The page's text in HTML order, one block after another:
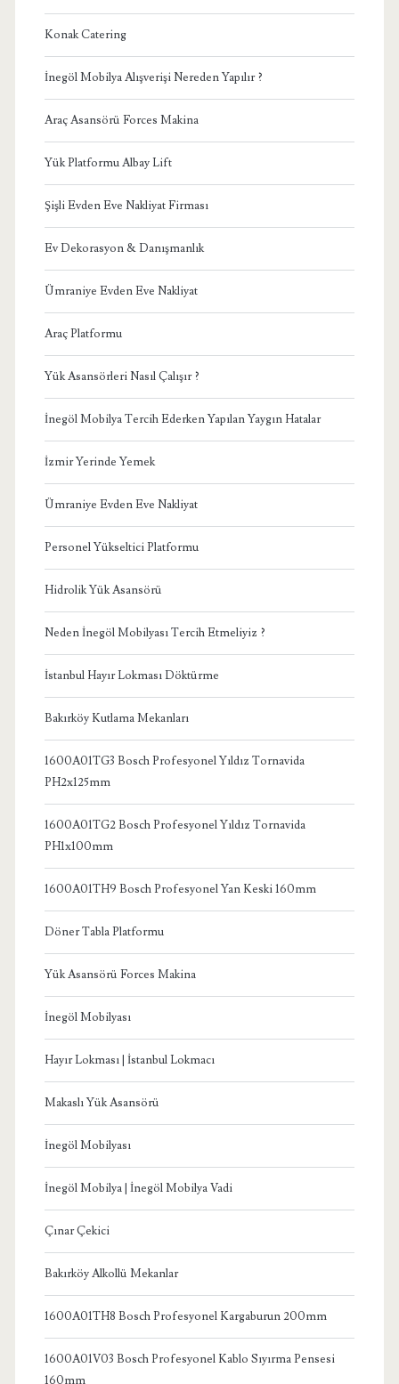
Konak Catering
İnegöl Mobilya Alışverişi Nereden Yapılır ?
Araç Asansörü Forces Makina
Yük Platformu Albay Lift
Şişli Evden Eve Nakliyat Firması
Ev Dekorasyon & Danışmanlık
Ümraniye Evden Eve Nakliyat
Araç Platformu
Yük Asansörleri Nasıl Çalışır ?
İnegöl Mobilya Tercih Ederken Yapılan Yaygın Hatalar
İzmir Yerinde Yemek
Ümraniye Evden Eve Nakliyat
Personel Yükseltici Platformu
Hidrolik Yük Asansörü
Neden İnegöl Mobilyası Tercih Etmeliyiz ?
İstanbul Hayır Lokması Döktürme
Bakırköy Kutlama Mekanları
1600A01TG3 Bosch Profesyonel Yıldız Tornavida
PH2x125mm
1600A01TG2 Bosch Profesyonel Yıldız Tornavida
PH1x100mm
1600A01TH9 Bosch Profesyonel Yan Keski 160mm
Döner Tabla Platformu
Yük Asansörü Forces Makina
İnegöl Mobilyası
Hayır Lokması | İstanbul Lokmacı
Makaslı Yük Asansörü
İnegöl Mobilyası
İnegöl Mobilya | İnegöl Mobilya Vadi
Çınar Çekici
Bakırköy Alkollü Mekanlar
1600A01TH8 Bosch Profesyonel Kargaburun 200mm
1600A01V03 Bosch Profesyonel Kablo Sıyırma Pensesi
160mm